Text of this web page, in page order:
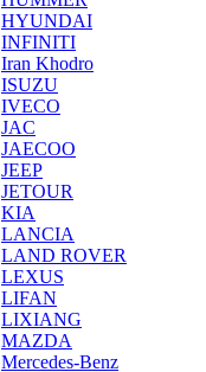
HYUNDAI
INFINITI
Iran Khodro
ISUZU
IVECO
JAC
JAECOO
JEEP
JETOUR
KIA
LANCIA
LAND ROVER
LEXUS
LIFAN
LIXIANG
MAZDA
Mercedes-Benz